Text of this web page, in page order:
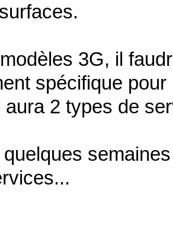
3G, il
spécifique
aura 2 types de